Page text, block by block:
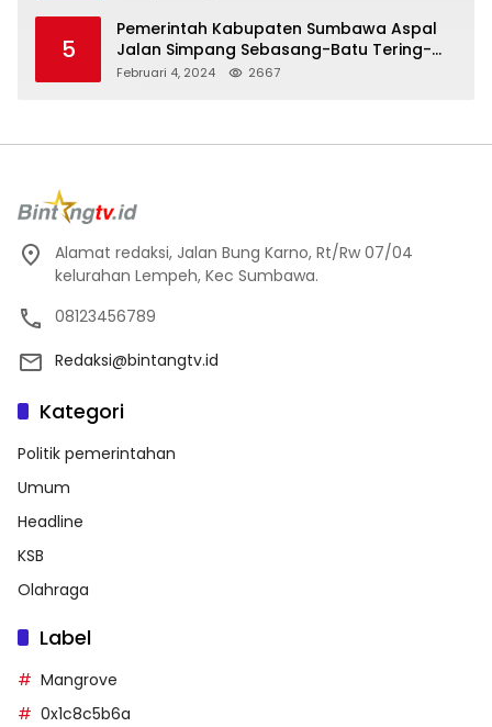
5
Pemerintah Kabupaten Sumbawa Aspal
Jalan Simpang Sebasang-Batu Tering-
Lito
Februari 4, 2024 2667
Alamat redaksi, Jalan Bung Karno, Rt/Rw 07/04
kelurahan Lempeh, Kec Sumbawa.
08123456789
Redaksi@bintangtv.id
Kategori
Politik pemerintahan
Umum
Headline
KSB
Olahraga
Label
Mangrove
0x1c8c5b6a